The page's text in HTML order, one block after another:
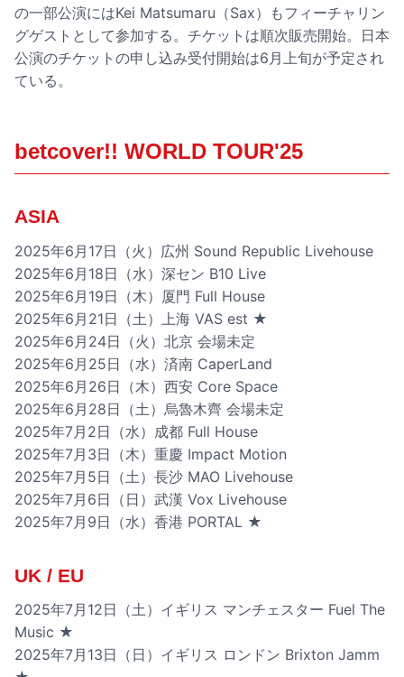
の一部公演にはKei Matsumaru（Sax）もフィーチャリン
グゲストとして参加する。チケットは順次販売開始。日本
公演のチケットの申し込み受付開始は6月上旬が予定され
ている。
betcover!! WORLD TOUR'25
ASIA
2025年6月17日（火）広州 Sound Republic Livehouse
2025年6月18日（水）深セン B10 Live
2025年6月19日（木）厦門 Full House
2025年6月21日（土）上海 VAS est ★
2025年6月24日（火）北京 会場未定
2025年6月25日（水）済南 CaperLand
2025年6月26日（木）西安 Core Space
2025年6月28日（土）烏魯木齊 会場未定
2025年7月2日（水）成都 Full House
2025年7月3日（木）重慶 Impact Motion
2025年7月5日（土）長沙 MAO Livehouse
2025年7月6日（日）武漢 Vox Livehouse
2025年7月9日（水）香港 PORTAL ★
UK / EU
2025年7月12日（土）イギリス マンチェスター Fuel The
Music ★
2025年7月13日（日）イギリス ロンドン Brixton Jamm